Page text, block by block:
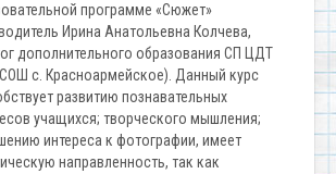
программе «Сюжет»
Ирина Анатольевна Колчева,
дополнительного образования СП ЦДТ
с. Красноармейское). Данный курс
развитию познавательных
учащихся; творческого мышления;
интереса к фотографии, имеет
направленность, так как